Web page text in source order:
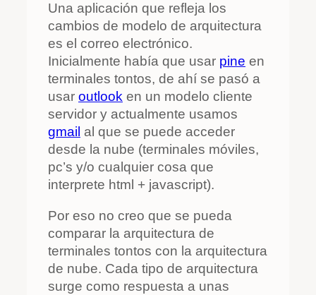
Una aplicación que refleja los
cambios de modelo de arquitectura
es el correo electrónico.
Inicialmente había que usar pine en
terminales tontos, de ahí se pasó a
usar outlook en un modelo cliente
servidor y actualmente usamos
gmail al que se puede acceder
desde la nube (terminales móviles,
pc’s y/o cualquier cosa que
interprete html + javascript).
Por eso no creo que se pueda
comparar la arquitectura de
terminales tontos con la arquitectura
de nube. Cada tipo de arquitectura
surge como respuesta a unas